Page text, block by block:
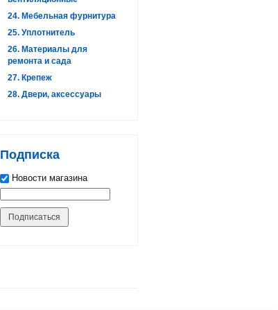
24. Мебельная фурнитура
25. Уплотнитель
26. Материалы для
ремонта и сада
27. Крепеж
28. Двери, аксессуары
Подписка
Новости магазина